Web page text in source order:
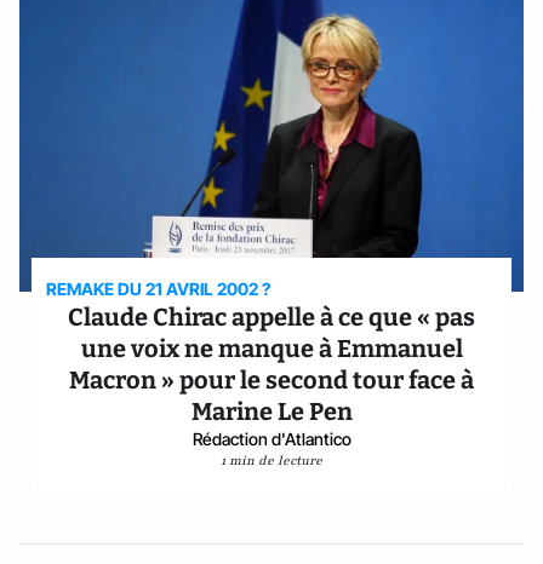
REMAKE DU 21 AVRIL 2002 ?
Claude Chirac appelle à ce que « pas
une voix ne manque à Emmanuel
Macron » pour le second tour face à
Marine Le Pen
Rédaction d'Atlantico
1 min de lecture